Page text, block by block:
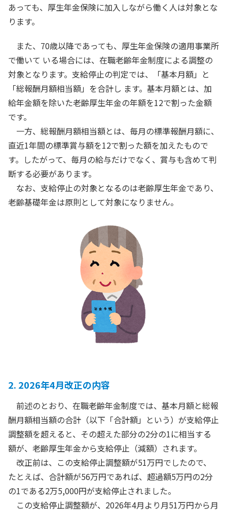
あっても、厚生年金保険に加入しながら働く人は対象とな
ります。
また、70歳以降であっても、厚生年金保険の適用事業所
で働いて いる場合には、在職老齢年金制度による調整の
対象となります。支給停止の判定では、「基本月額」と
「総報酬月額相当額」を合計し ます。基本月額とは、加
給年金額を除いた老齢厚生年金の年額を12で割った金額
です。
一方、総報酬月額相当額とは、毎月の標準報酬月額に、
直近1年間の標準賞与額を12で割った額を加えたもので
す。したがって、毎月の給与だけでなく、賞与も含めて判
断する必要があります。
なお、支給停止の対象となるのは老齢厚生年金であり、
老齢基礎年金は原則として対象になりません。
2. 2026年4月改正の内容
前述のとおり、在職老齢年金制度では、基本月額と総報
酬月額相当額の合計（以下「合計額」という）が支給停止
調整額を超えると、その超えた部分の2分の1に相当する
額が、老齢厚生年金から支給停止（減額）されます。
改正前は、この支給停止調整額が51万円でしたので、
たとえば、合計額が56万円であれば、超過額5万円の2分
の1である2万5,000円が支給停止されました。
この支給停止調整額が、2026年4月より月51万円から月